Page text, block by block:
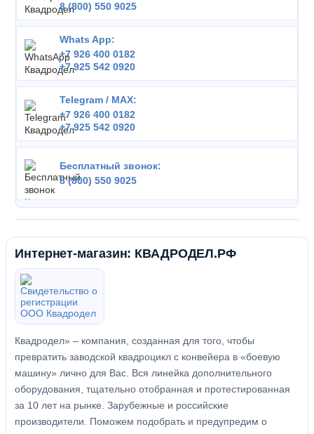
8 (800) 550 9025
Whats App:
+7 926 400 0182
+7 925 542 0920
Telegram / MAX:
+7 926 400 0182
+7 925 542 0920
Бесплатный звонок:
8 (800) 550 9025
Интернет-магазин: КВАДРОДЕЛ.РФ
Квадродел» – компания, созданная для того, чтобы
превратить заводской квадроцикл с конвейера в «боевую
машину» лично для Вас. Вся линейка дополнительного
оборудования, тщательно отобранная и протестированная
за 10 лет на рынке. Зарубежные и российские
производители. Поможем подобрать и предупредим о